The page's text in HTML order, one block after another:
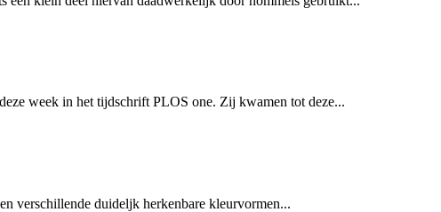
week in het tijdschrift PLOS one. Zij kwamen tot deze...
verschillende duideljk herkenbare kleurvormen...